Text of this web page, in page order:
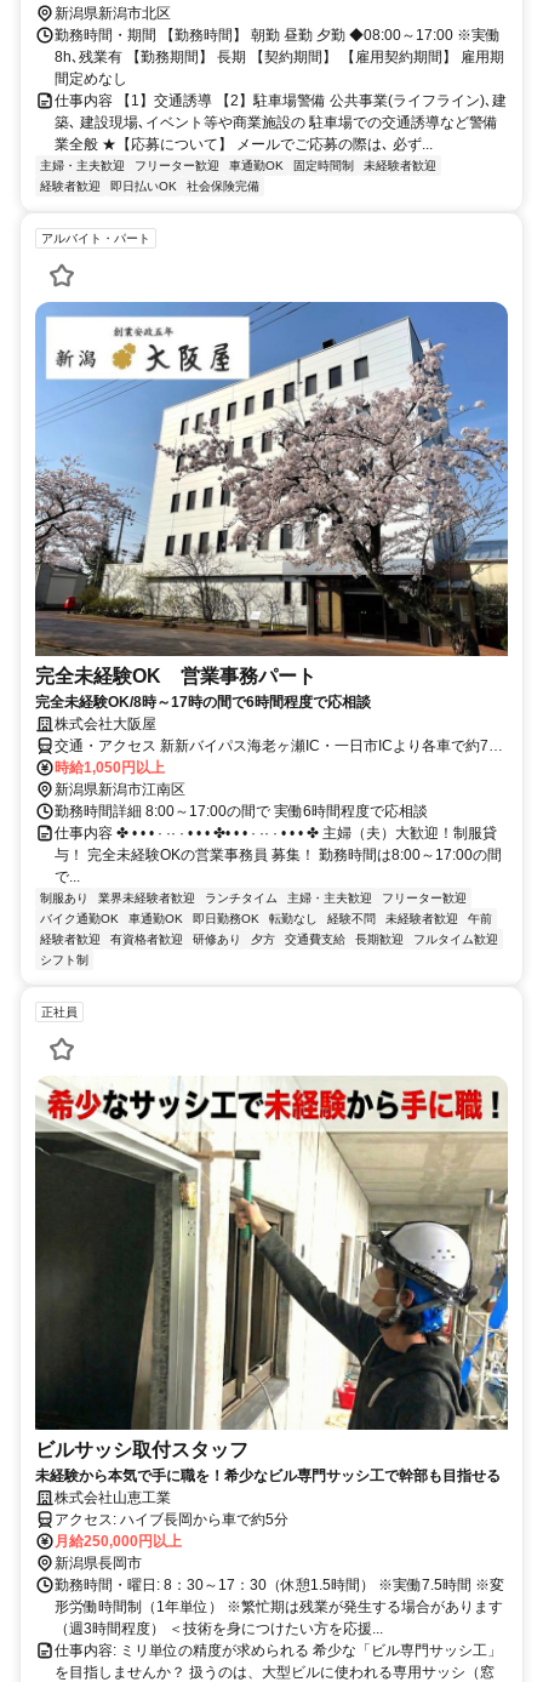
新潟県新潟市北区
勤務時間・期間 【勤務時間】 朝勤 昼勤 夕勤 ◆08:00～17:00 ※実働
8h､残業有 【勤務期間】 長期 【契約期間】 【雇用契約期間】 雇用期
間定めなし
仕事内容 【1】交通誘導 【2】駐車場警備 公共事業(ライフライン)､建
築､ 建設現場､イベント等や商業施設の 駐車場での交通誘導など警備
業全般 ★【応募について】 メールでご応募の際は､ 必ず...
主婦・主夫歓迎 フリーター歓迎 車通勤OK 固定時間制
未経験者歓迎
経験者歓迎
即日払いOK 社会保険完備
アルバイト・パート
完全未経験OK 営業事務パート
完全未経験OK/8時～17時の間で6時間程度で応相談
株式会社大阪屋
交通・アクセス 新新バイパス海老ヶ瀬IC・一日市ICより各車で約7分
／JR大形駅から徒歩30分
時給1,050円以上
新潟県新潟市江南区
勤務時間詳細 8:00～17:00の間で 実働6時間程度で応相談
仕事内容 ✤ • • • · ·· · • • • ✤• • • · ·· · • • • ✤ 主婦（夫）大歓迎！制服貸
与！ 完全未経験OKの営業事務員 募集！ 勤務時間は8:00～17:00の間
で...
制服あり 業界未経験者歓迎 ランチタイム 主婦・主夫歓迎
フリーター歓迎
バイク通勤OK
車通勤OK 即日勤務OK 転勤なし 経験不問 未経験者歓迎
午前
経験者歓迎
有資格者歓迎 研修あり 夕方 交通費支給 長期歓迎
フルタイム歓迎
シフト制
正社員
ビルサッシ取付スタッフ
未経験から本気で手に職を！希少なビル専門サッシ工で幹部も目指せる
株式会社山恵工業
アクセス: ハイブ長岡から車で約5分
月給250,000円以上
新潟県長岡市
勤務時間・曜日: 8：30～17：30（休憩1.5時間） ※実働7.5時間 ※変
形労働時間制（1年単位） ※繁忙期は残業が発生する場合があります
（週3時間程度） ＜技術を身につけたい方を応援...
仕事内容: ミリ単位の精度が求められる 希少な「ビル専門サッシ工」
を目指しませんか？ 扱うのは、大型ビルに使われる専用サッシ（窓